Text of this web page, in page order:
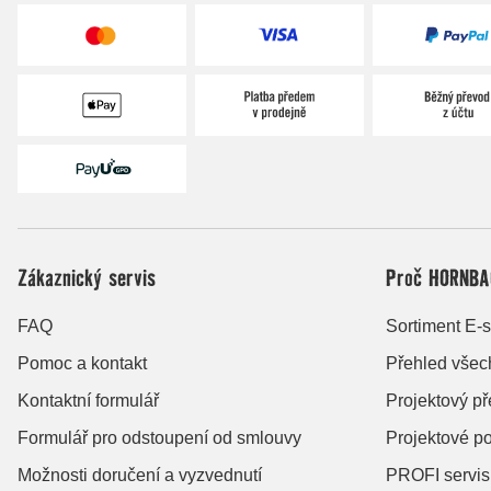
Zákaznický servis
FAQ
Pomoc a kontakt
Kontaktní formulář
Formulář pro odstoupení od smlouvy
Možnosti doručení a vyzvednutí
Proč
Sortiment E-
Přehled
Projektový
Projektové
PROFI servis